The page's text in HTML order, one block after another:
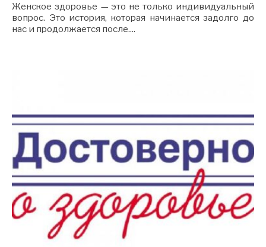
Женское здоровье — это не только индивидуальный
вопрос. Это история, которая начинается задолго до
нас и продолжается после....